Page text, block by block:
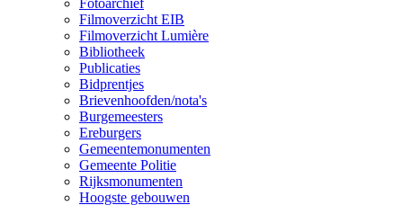
Fotoarchief
Filmoverzicht EIB
Filmoverzicht Lumière
Bibliotheek
Publicaties
Bidprentjes
Brievenhoofden/nota's
Burgemeesters
Ereburgers
Gemeentemonumenten
Gemeente Politie
Rijksmonumenten
Hoogste gebouwen